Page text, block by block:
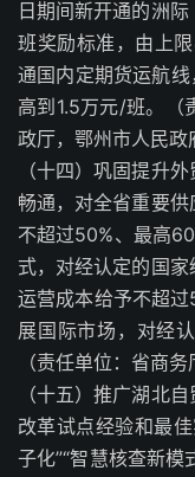
日期间新开通的洲
班奖励标准，由上
通国内定期货运航
高到1.5万元/班。（
政厅，鄂州市人民政
（十四）巩固提升
畅通，对全省重要
不超过50%、最高
式，对经认定的国
运营成本给予不超
展国际市场，对经
（责任单位：省商务
（十五）推广湖北
改革试点经验和最
子化”“智慧核查新模